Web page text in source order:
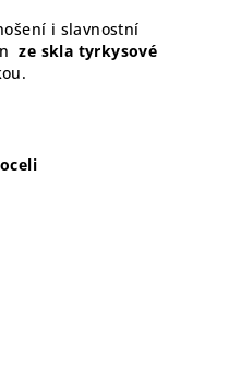
i slavnostní
ze skla tyrkysové